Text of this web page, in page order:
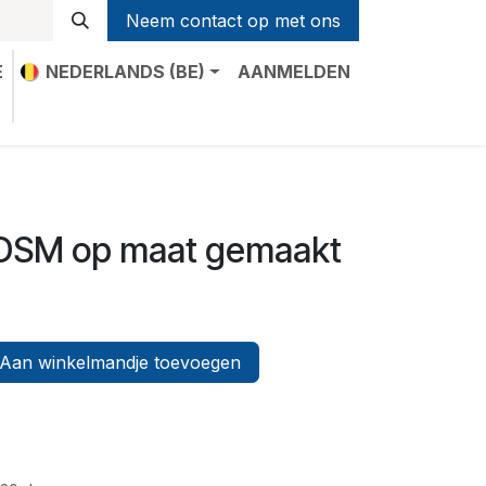
Neem contact op met ons
NEDERLANDS (BE)
AANMELDEN
op maat gemaakt
Aan winkelmandje toevoegen